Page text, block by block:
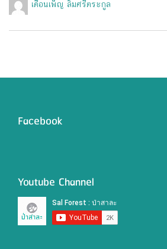
เดือนเพ็ญ ลิ้มศรีตระกูล
Facebook
Youtube Channel